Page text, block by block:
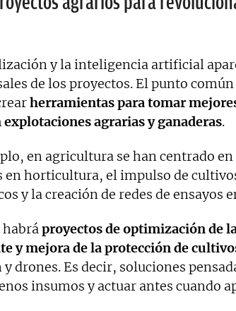
y la inteligencia artificial
de los proyectos. El punto común
herramientas para tomar
explotaciones agrarias y ganaderas.
en agricultura se han centrado en
en horticultura, el impulso de
y la creación de redes de ensayos
proyectos de optimización de
y mejora de la protección de
drones. Es decir, soluciones
insumos y actuar antes cuando